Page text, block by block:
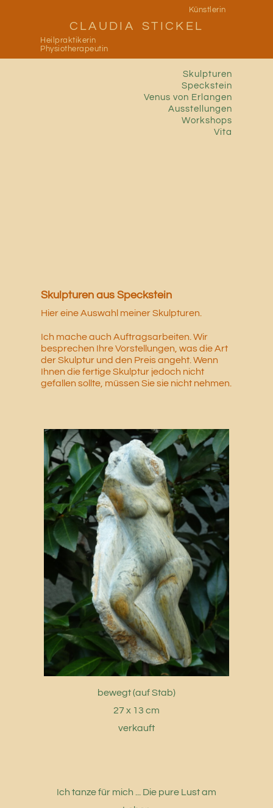
Heilpraktikerin
Physiotherapeutin
CLAUDIA STICKEL
Künstlerin
Skulpturen
Speckstein
Venus von Erlangen
Ausstellungen
Workshops
Vita
Skulpturen aus Speckstein
Hier eine Auswahl meiner Skulpturen.
Ich mache auch Auftragsarbeiten. Wir
besprechen Ihre Vorstellungen, was die Art
der Skulptur und den Preis angeht. Wenn
Ihnen die fertige Skulptur jedoch nicht
gefallen sollte, müssen Sie sie nicht nehmen.
bewegt (auf Stab)
27 x 13 cm
verkauft
Ich tanze für mich ... Die pure Lust am